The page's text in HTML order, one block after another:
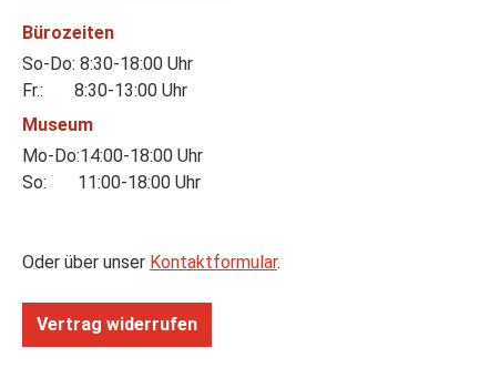
Bürozeiten
So-Do: 8:30-18:00 Uhr
Fr.: 8:30-13:00 Uhr
Museum
Mo-Do:14:00-18:00 Uhr
So: 11:00-18:00 Uhr
Oder über unser Kontaktformular.
Vertrag widerrufen